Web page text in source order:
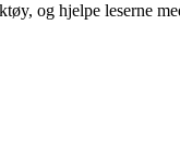
og hjelpe leserne